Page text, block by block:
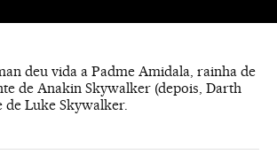
deu vida a Padme Amidala, rainha de
de Anakin Skywalker (depois, Darth
de Luke Skywalker.